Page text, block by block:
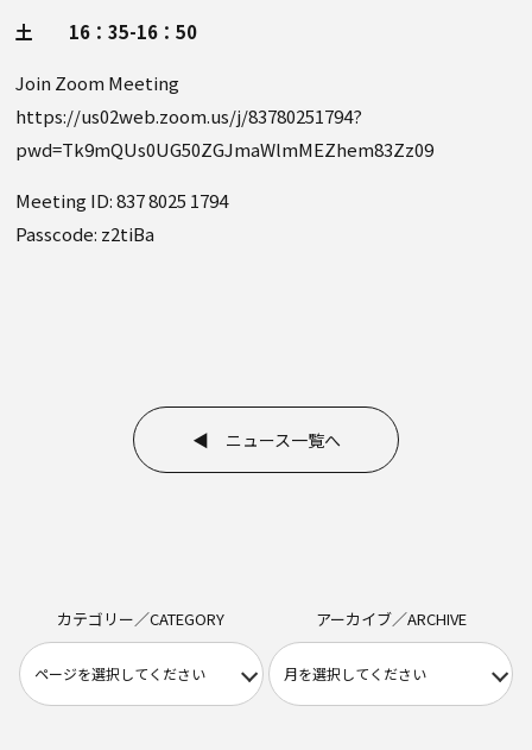
土 16：35-16：50
Join Zoom Meeting
https://us02web.zoom.us/j/83780251794?
pwd=Tk9mQUs0UG50ZGJmaWlmMEZhem83Zz09
Meeting ID: 837 8025 1794
Passcode: z2tiBa
◀ ニュース一覧へ
カテゴリー／CATEGORY アーカイブ／ARCHIVE